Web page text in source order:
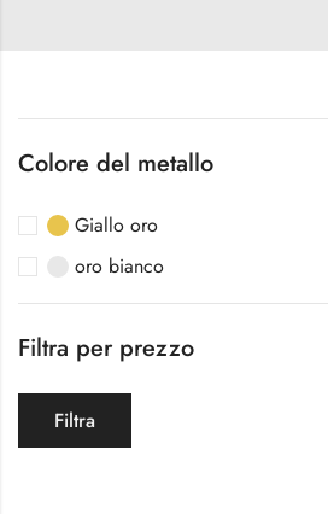
Colore del metallo
Giallo oro
oro bianco
Filtra per prezzo
Filtra